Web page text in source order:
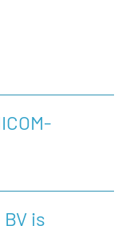
BV, dan kunt u
in te vullen.
is